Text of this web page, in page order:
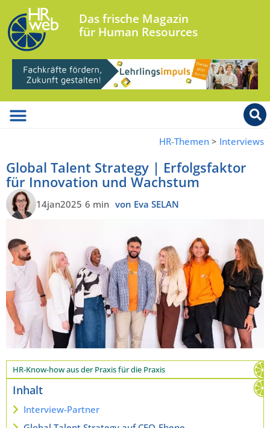
Das frische Magazin
für Human Resources
HR-Themen > Interviews
Global Talent Strategy | Erfolgsfaktor
für Innovation und Wachstum
14jan2025 6 min von Eva SELAN
HR-Know-how aus der Praxis für die Praxis
Inhalt
Interview-Partner